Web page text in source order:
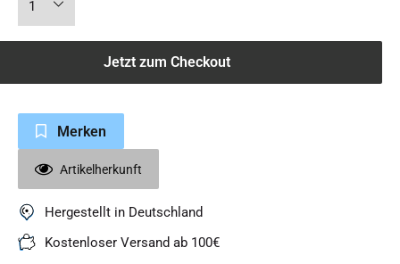
Jetzt zum Checkout
Merken
Artikelherkunft
Hergestellt in Deutschland
Kostenloser Versand ab 100€